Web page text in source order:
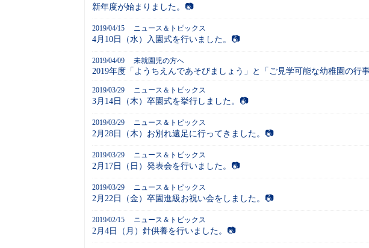
新年度が始まりました。📷
2019/04/15 ニュース＆トピックス
4月10日（水）入園式を行いました。📷
2019/04/09 未就園児の方へ
2019年度「ようちえんであそびましょう」と「ご見学可能な幼稚園の行
2019/03/29 ニュース＆トピックス
3月14日（木）卒園式を挙行しました。📷
2019/03/29 ニュース＆トピックス
2月28日（木）お別れ遠足に行ってきました。📷
2019/03/29 ニュース＆トピックス
2月17日（日）発表会を行いました。📷
2019/03/29 ニュース＆トピックス
2月22日（金）卒園進級お祝い会をしました。📷
2019/02/15 ニュース＆トピックス
2月4日（月）針供養を行いました。📷